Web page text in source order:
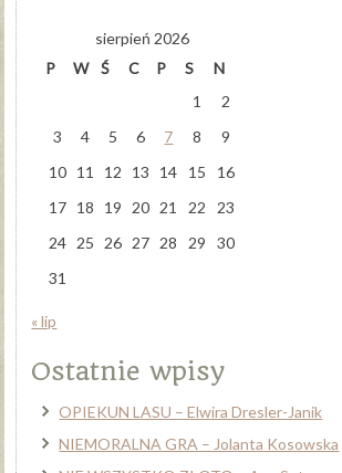
sierpień 2026
P
W Ś C P S
N
1
2
3
4 5 6 7 8
9
10 11 12 13 14 15
16
17 18 19 20 21 22
23
24 25 26 27 28 29
30
31
« lip
Ostatnie wpisy
OPIEKUN LASU – Elwira Dresler-Janik
NIEMORALNA GRA – Jolanta Kosowska